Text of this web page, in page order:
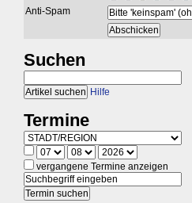
Anti-Spam
Suchen
Hilfe
Termine
vergangene Termine anzeigen